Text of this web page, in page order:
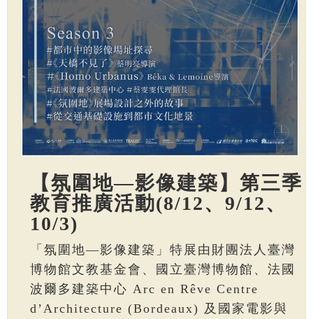
【氛圍地—影像建築】第三季
教育推廣活動(8/12、9/12、
10/3)
「氛圍地—影像建築」特展由財團法人臺灣
博物館文教基金會、國立臺灣博物館、法國
波爾多建築中心 Arc en Rêve Centre
d’Architecture (Bordeaux) 及國家電影與